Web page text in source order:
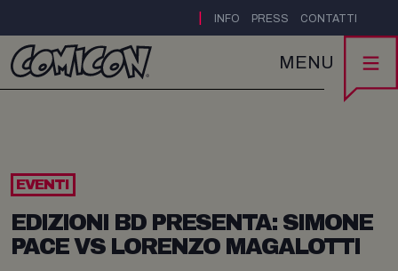
INFO PRESS CONTATTI
MENU
EVENTI
EDIZIONI BD PRESENTA: SIMONE
PACE VS LORENZO MAGALOTTI